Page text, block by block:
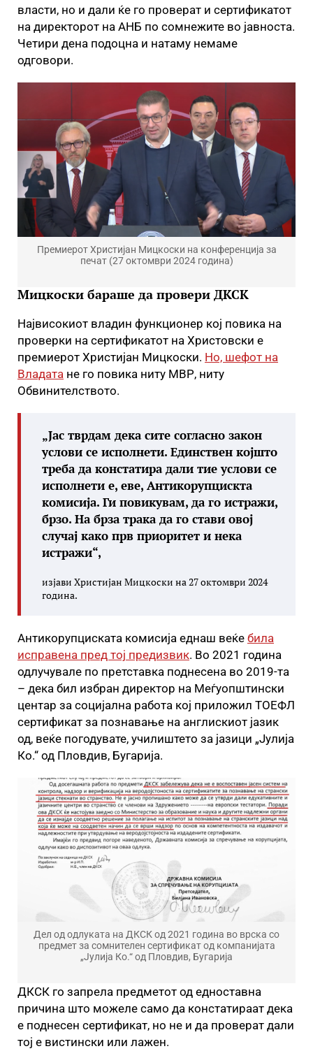
власти, но и дали ќе го проверат и сертификатот
на директорот на АНБ по сомнежите во јавноста.
Четири дена подоцна и натаму немаме
одговори.
Премиерот Христијан Мицкоски на конференција за
печат (27 октомври 2024 година)
Мицкоски бараше да провери ДКСК
Највисокиот владин функционер кој повика на
проверки на сертификатот на Христовски е
премиерот Христијан Мицкоски. Но, шефот на
Владата не го повика ниту МВР, ниту
Обвинителството.
„Јас тврдам дека сите согласно закон
услови се исполнети. Единствен којшто
треба да констатира дали тие услови се
исполнети е, еве, Антикорупцискта
комисија. Ги повикувам, да го истражи,
брзо. На брза трака да го стави овој
случај како прв приоритет и нека
истражи“,
изјави Христијан Мицкоски на 27 октомври 2024
година.
Антикорупциската комисија еднаш веќе била
исправена пред тој предизвик. Во 2021 година
одлучувале по претставка поднесена во 2019-та
– дека бил избран директор на Меѓуопштински
центар за социјална работа кој приложил ТОЕФЛ
сертификат за познавање на англискиот јазик
од, веќе погодувате, училиштето за јазици „Јулија
Ко.“ од Пловдив, Бугарија.
Дел од одлуката на ДКСК од 2021 година во врска со
предмет за сомнителен сертификат од компанијата
„Јулија Ко.“ од Пловдив, Бугарија
ДКСК го запрела предметот од едноставна
причина што можеле само да констатираат дека
е поднесен сертификат, но не и да проверат дали
тој е вистински или лажен.